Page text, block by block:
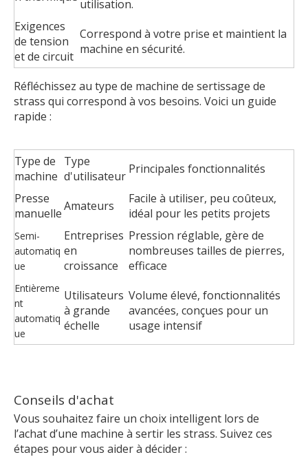
utilisation.
Exigences
de tension
et de circuit
Correspond à votre prise et maintient la
machine en sécurité.
Réfléchissez au type de machine de sertissage de
strass qui correspond à vos besoins. Voici un guide
rapide :
Type de
machine
Type
d'utilisateur Principales fonctionnalités
Presse
manuelleAmateurs
Facile à utiliser, peu coûteux,
idéal pour les petits projets
Semi-
automatiq
ue
Entreprises
en
croissance
Pression réglable, gère de
nombreuses tailles de pierres,
efficace
Entièreme
nt
automatiq
ue
Utilisateurs
à grande
échelle
Volume élevé, fonctionnalités
avancées, conçues pour un
usage intensif
Conseils d'achat
Vous souhaitez faire un choix intelligent lors de
l’achat d’une machine à sertir les strass. Suivez ces
étapes pour vous aider à décider :